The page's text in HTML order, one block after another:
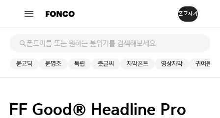
윤고딕 윤명조 독립 붓글씨 자막폰트 영상자막 귀여운
FF Good® Headline Pro